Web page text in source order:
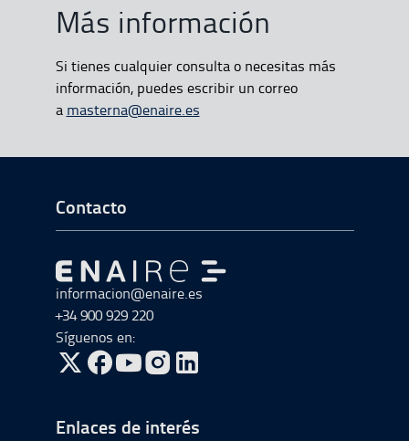
Más información
Si tienes cualquier consulta o necesitas más
información, puedes escribir un correo
a masterna@enaire.es
Ir a Inicio del Pie de página
Contacto
Ir a Ir al inicio
informacion@enaire.es
+34 900 929 220
Síguenos en:
ir a Twitter, abre en una nueva ventana
ir a Facebook, abre en una nueva ventana
ir a Youtube, abre en una nueva ventana
ir a Instagram, abre en una nueva
Enlaces de interés